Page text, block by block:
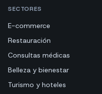
SECTORES
E-commerce
Restauración
Consultas médicas
Belleza y bienestar
Turismo y hoteles